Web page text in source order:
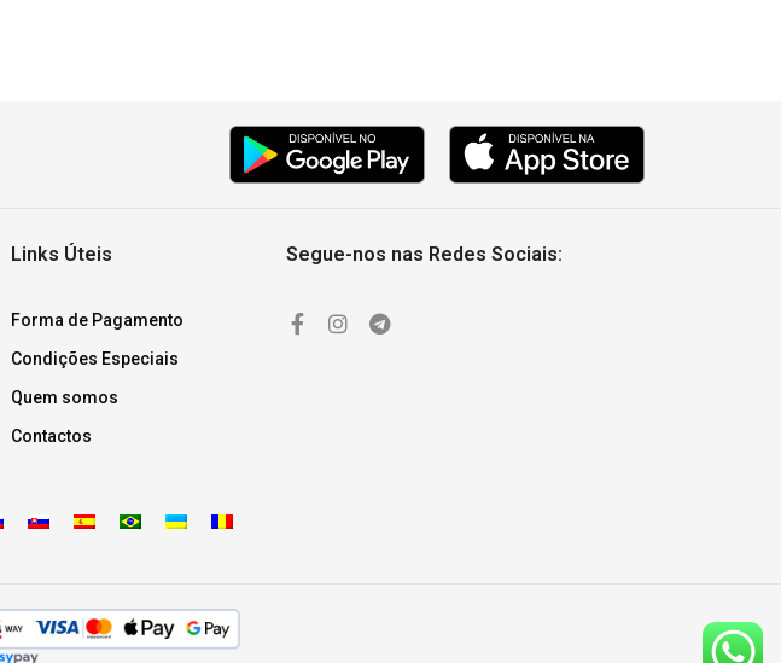
Links Úteis
Forma de Pagamento
Condições Especiais
Quem somos
Contactos
Segue-nos nas Redes Sociais: